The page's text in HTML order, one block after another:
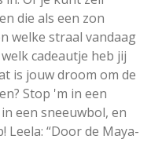
die als een zon
welke straal vandaag
cadeautje heb jij
is jouw droom om de
Stop 'm in een
een sneeuwbol, en
Leela: “Door de Maya-